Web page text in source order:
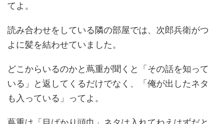
てよ。
読み合わせをしている隣の部屋では、次郎兵衛がつ
よに髪を結わせていました。
どこからいるのかと蔦重が聞くと「その話を知って
いる」と返してくるだけでなく、「俺が出したネタ
も入っている」ってよ。